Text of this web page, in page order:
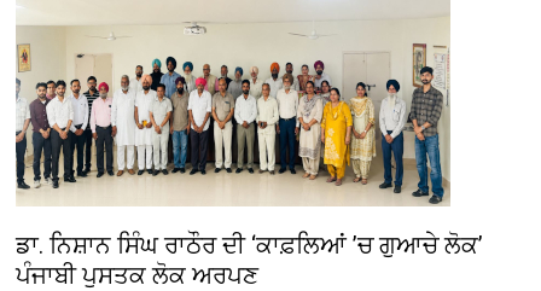
ਡਾ. ਨਿਸ਼ਾਨ ਸਿੰਘ ਰਾਠੌਰ ਦੀ ‘ਕਾਫ਼ਲਿਆਂ ’ਚ ਗੁਆਚੇ ਲੋਕ’
ਪੰਜਾਬੀ ਪੁਸਤਕ ਲੋਕ ਅਰਪਣ